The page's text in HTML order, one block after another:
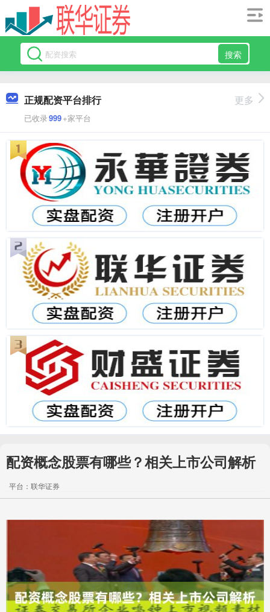
搜索
正规配资平台排行
已收录999+家平台
更多
配资概念股票有哪些？相关上市公司解析
平台：联华证券